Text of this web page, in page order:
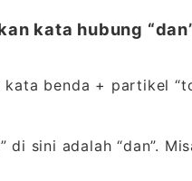
kata hubung
kata benda + partikel
di sini adalah “dan”.